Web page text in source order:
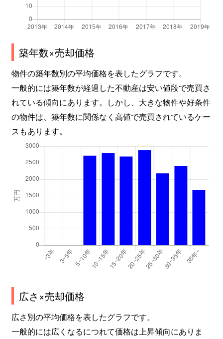
築年数×売却価格
物件の築年数別の平均価格を表したグラフです。
一般的には築年数が経過した不動産は安い値段で売買さ
れている傾向にあります。しかし、大きな物件や好条件
の物件は、築年数に関係なく高値で売買されているケー
スもあります。
広さ×売却価格
広さ別の平均価格を表したグラフです。
一般的には広くなるにつれて価格は上昇傾向にありま